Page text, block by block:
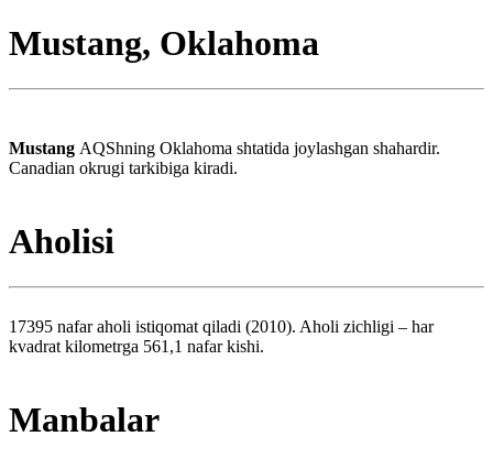
Mustang, Oklahoma
Mustang AQShning Oklahoma shtatida joylashgan shahardir.
Canadian okrugi tarkibiga kiradi.
Aholisi
17395 nafar aholi istiqomat qiladi (2010). Aholi zichligi – har
kvadrat kilometrga 561,1 nafar kishi.
Manbalar